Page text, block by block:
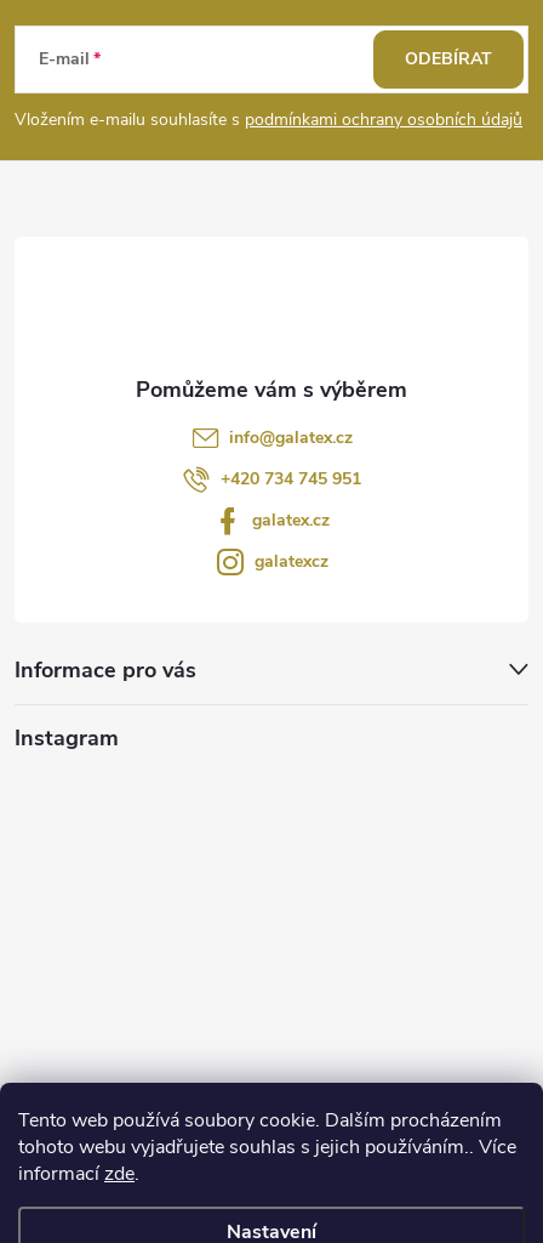
Tento web používá soubory cookie. Dalším procházením
tohoto webu vyjadřujete souhlas s jejich používáním.. Více
informacízde.
Nastavení
p
a
E-mail
Vložením e-mailu souhlasíte s podmínkami ochrany osobních údajů
ODEBÍRAT
info@galatex.cz
+420 734 745 951
galatex.cz
galatexcz
Informace pro vás
Instagram
Sledovat na Instagramu